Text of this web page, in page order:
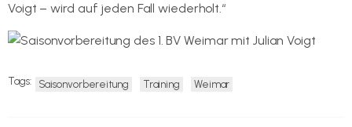
Voigt – wird auf jeden Fall wiederholt.“
Tags: Saisonvorbereitung Training Weimar